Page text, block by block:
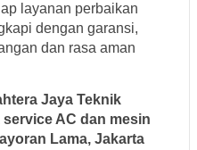
layanan perbaikan
dengan garansi,
dan rasa aman
Jaya Teknik
service AC dan mesin
Lama, Jakarta